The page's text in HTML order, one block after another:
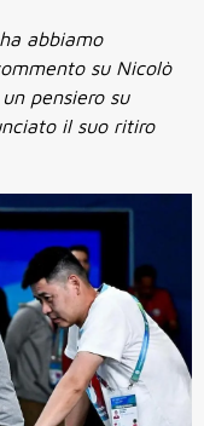
abbiamo
su Nicolò
pensiero su
il suo ritiro